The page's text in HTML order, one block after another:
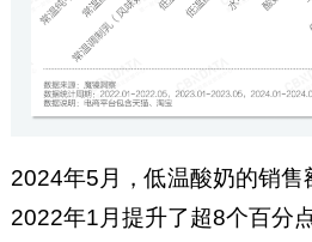
2024年5月，低温酸奶的销
2022年1月提升了超8个百分